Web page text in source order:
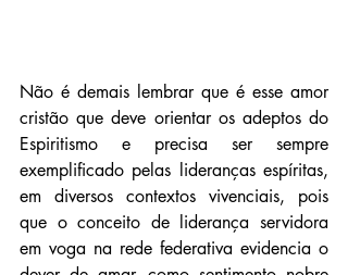
Não é demais lembrar que é esse amor
cristão que deve orientar os adeptos do
Espiritismo e precisa ser sempre
exemplificado pelas lideranças espíritas,
em diversos contextos vivenciais, pois
que o conceito de liderança servidora
em voga na rede federativa evidencia o